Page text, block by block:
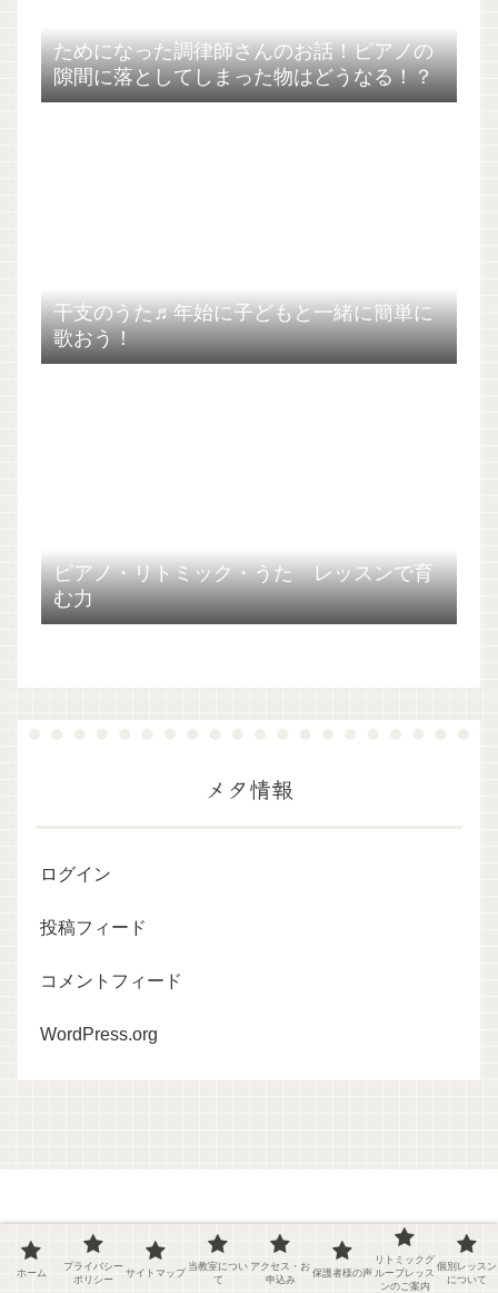
ためになった調律師さんのお話！ピアノの
隙間に落としてしまった物はどうなる！？
干支のうた♬年始に子どもと一緒に簡単に
歌おう！
ピアノ・リトミック・うた レッスンで育
む力
メタ情報
ログイン
投稿フィード
コメントフィード
WordPress.org
リトミック教室ひまわり
プライバシーポリシー
ホーム
プライバシー
ポリシー
サイトマップ
当教室につい
て
アクセス・お
申込み
保護者様の声
リトミックグ
ループレッス
ンのご案内
個別レッスン
について